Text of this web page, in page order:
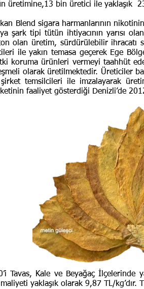
üretimine,13 bin üretici ile
Blend sigara harmanlarının
şark tipi tütün ihtiyacının yarısı
olan üretim, sürdürülebilir ihracatı
ile yakın temasa geçerek Ege
koruma ürünleri vermeyi taahhüt
olarak üretilmektedir. Üreticiler
şirket temsilcileri ile imzalayarak
faaliyet gösterdiği Denizli’de
Tavas, Kale ve Beyağaç İlçelerinde
yaklaşık olarak 9,87 TL/